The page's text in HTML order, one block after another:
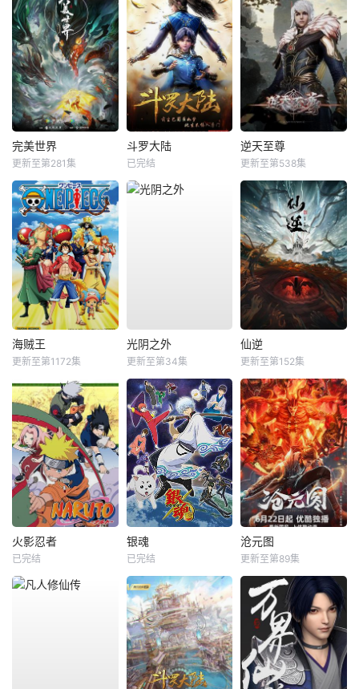
完美世界
更新至第281集
斗罗大陆
已完结
逆天至尊
更新至第538集
海贼王
更新至第1172集
光阴之外
更新至第34集
仙逆
更新至第152集
火影忍者
已完结
银魂
已完结
沧元图
更新至第89集